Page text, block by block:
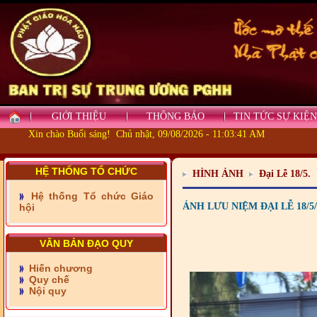
GIỚI THIỆU THÔNG BÁO
TIN TỨC SỰ KIỆN
Xin chào Buổi sáng! Chủ nhật, 09/08/2026 - 11:03:43 AM
HỆ THỐNG TỔ CHỨC
Hệ thống Tổ chức Giáo
hội
VĂN BẢN ĐẠO QUY
Hiến chương
Quy chế
Nội quy
- Những tấm lòng thiện
nguyện vùng biên
- BAN TRỊ SỰ XÃ ĐẠI
PHƯỚC TỈNH ĐỒNG NAI
TIẾP SỨC ĐẾN TRƯỜNG
- Xã Châu Phú khánh
thành cầu Kênh 7 - Nam
kênh Quốc Gia
- Xã Phú Lâm bàn giao 9
căn nhà Đại đoàn kết
RẠCH SÚC XÃ MỸ THUẬN
HÌNH ẢNH Đại Lễ 18/5.
ẢNH LƯU NIỆM ĐẠI LỄ 18/